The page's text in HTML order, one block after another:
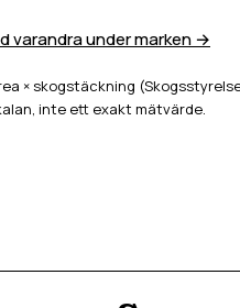
varandra under marken →
× skogstäckning
inte ett exakt mätvärde.